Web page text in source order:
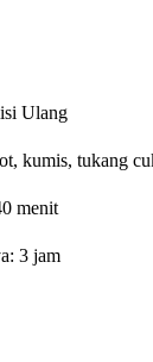
Ulang
kumis, tukang
menit
3 jam